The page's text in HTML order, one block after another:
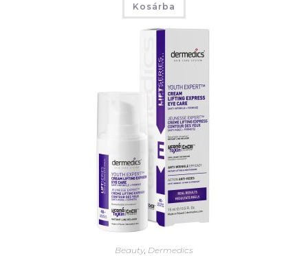
Kosárba
Beauty, Dermedics